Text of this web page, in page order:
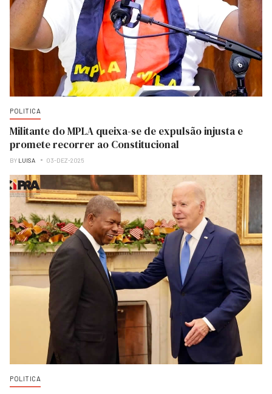
POLITICA
Militante do MPLA queixa-se de expulsão injusta e
promete recorrer ao Constitucional
BY LUISA 03-DEZ-2025
POLITICA